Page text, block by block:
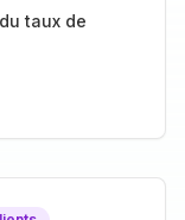
taux de